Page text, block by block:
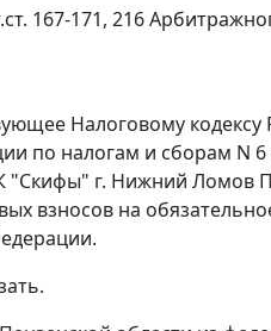
167-171, 216
Налоговому кодексу
по налогам и сборам N
г. Нижний Ломов
взносов на